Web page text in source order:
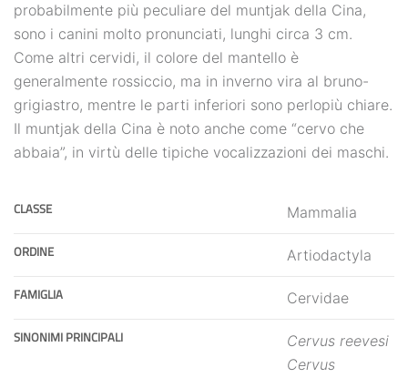
probabilmente più peculiare del muntjak della Cina,
sono i canini molto pronunciati, lunghi circa 3 cm.
Come altri cervidi, il colore del mantello è
generalmente rossiccio, ma in inverno vira al bruno-
grigiastro, mentre le parti inferiori sono perlopiù chiare.
Il muntjak della Cina è noto anche come “cervo che
abbaia”, in virtù delle tipiche vocalizzazioni dei maschi.
CLASSE Mammalia
ORDINE Artiodactyla
FAMIGLIA Cervidae
SINONIMI PRINCIPALI
Cervus reevesi
Cervus